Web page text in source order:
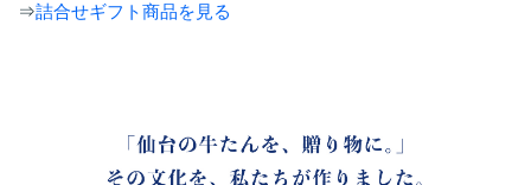
⇒詰合せギフト商品を見る